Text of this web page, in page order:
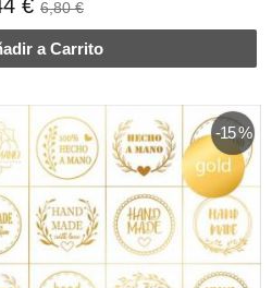
€ 6,80 €
a Carrito
-15 %